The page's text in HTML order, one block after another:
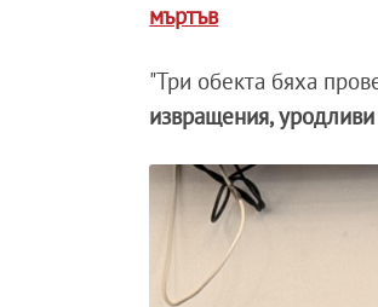
мъртъв
"Три обекта бяха
извращения,